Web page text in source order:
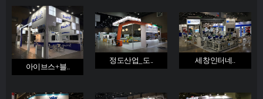
아이브스+블..
정도산업_도.. 세창인터네..